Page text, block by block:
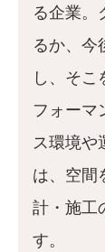
る企業。
るか、今
し、そ
フォーマ
ス環境や
は、空間
計・施工
す。